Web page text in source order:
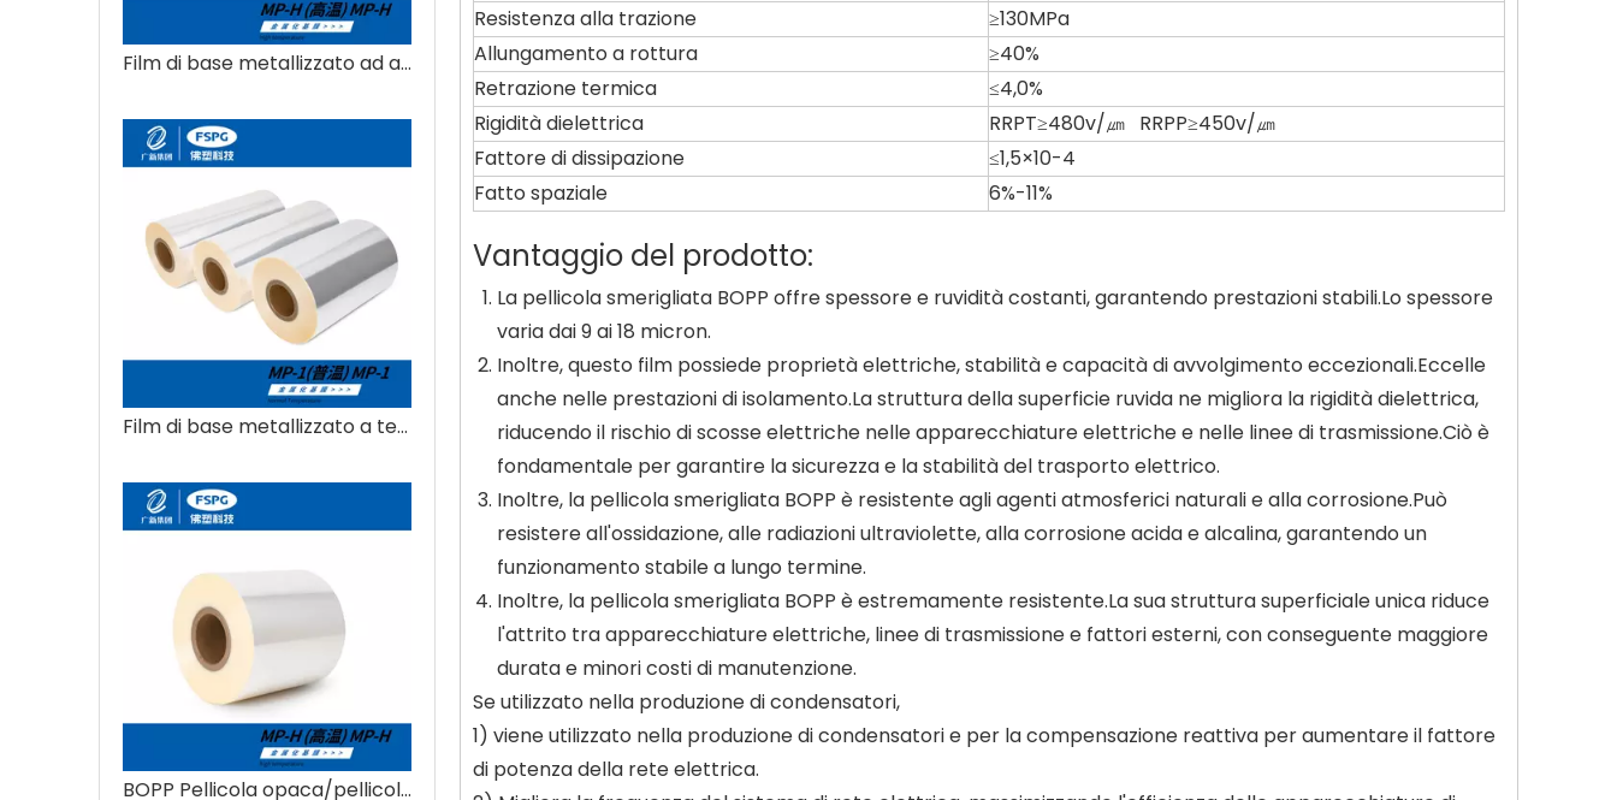
Film di base metallizzato ad alta temperatura
Film di base metallizzato a temperatura normale
BOPP Pellicola opaca/pellicola irruvidita su un lato
Resistenza alla trazione
≥130MPa
Allungamento a rottura
≥40%
Retrazione termica
≤4,0%
Rigidità dielettrica
RRPT≥480v/㎛ RRPP≥450v/㎛
Fattore di dissipazione
≤1,5×10-4
Fatto spaziale
6%-11%
Vantaggio del prodotto:
La pellicola smerigliata BOPP offre spessore e ruvidità costanti, garantendo prestazioni stabili.Lo spessore
varia dai 9 ai 18 micron.
Inoltre, questo film possiede proprietà elettriche, stabilità e capacità di avvolgimento eccezionali.Eccelle
anche nelle prestazioni di isolamento.La struttura della superficie ruvida ne migliora la rigidità dielettrica,
riducendo il rischio di scosse elettriche nelle apparecchiature elettriche e nelle linee di trasmissione.Ciò è
fondamentale per garantire la sicurezza e la stabilità del trasporto elettrico.
Inoltre, la pellicola smerigliata BOPP è resistente agli agenti atmosferici naturali e alla corrosione.Può
resistere all'ossidazione, alle radiazioni ultraviolette, alla corrosione acida e alcalina, garantendo un
funzionamento stabile a lungo termine.
Inoltre, la pellicola smerigliata BOPP è estremamente resistente.La sua struttura superficiale unica riduce
l'attrito tra apparecchiature elettriche, linee di trasmissione e fattori esterni, con conseguente maggiore
durata e minori costi di manutenzione.
Se utilizzato nella produzione di condensatori,
1) viene utilizzato nella produzione di condensatori e per la compensazione reattiva per aumentare il fattore
di potenza della rete elettrica.